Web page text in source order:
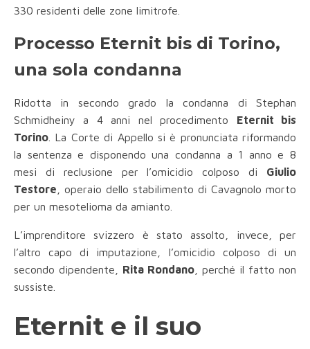
330 residenti delle zone limitrofe.
Processo Eternit bis di Torino,
una sola condanna
Ridotta in secondo grado la condanna di Stephan
Schmidheiny a 4 anni nel procedimento Eternit bis
Torino . La Corte di Appello si è pronunciata riformando
la sentenza e disponendo una condanna a 1 anno e 8
mesi di reclusione per l’omicidio colposo di Giulio
Testore , operaio dello stabilimento di Cavagnolo morto
per un mesotelioma da amianto.
L’imprenditore svizzero è stato assolto, invece, per
l’altro capo di imputazione, l’omicidio colposo di un
secondo dipendente, Rita Rondano , perché il fatto non
sussiste.
Eternit e il suo